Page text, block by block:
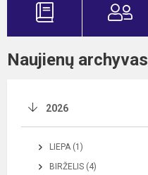
Naujienų archyvas
2026
LIEPA (1)
BIRŽELIS (4)